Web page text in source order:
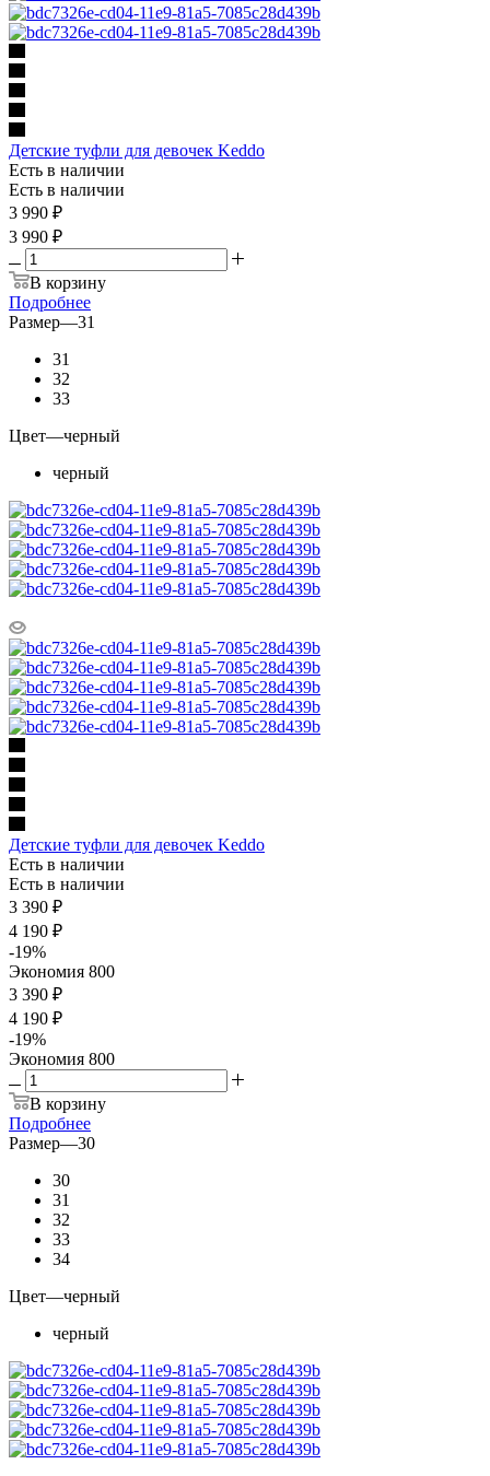
Детские туфли для девочек Keddo
Есть в наличии
Есть в наличии
3 990 ₽
3 990 ₽
В корзину
Подробнее
Размер—31
31
32
33
Цвет—черный
черный
Детские туфли для девочек Keddo
Есть в наличии
Есть в наличии
3 390 ₽
4 190 ₽
-19%
Экономия 800
3 390 ₽
4 190 ₽
-19%
Экономия 800
В корзину
Подробнее
Размер—30
30
31
32
33
34
Цвет—черный
черный